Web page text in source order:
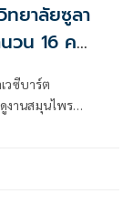
ทยาลัยซูลา
จ.ชุมพร
งหาคม
วซีบาร์ต
งานสมุนไพร